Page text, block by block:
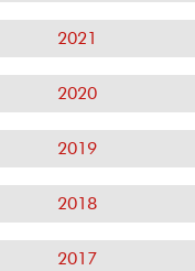
2021
2020
2019
2018
2017